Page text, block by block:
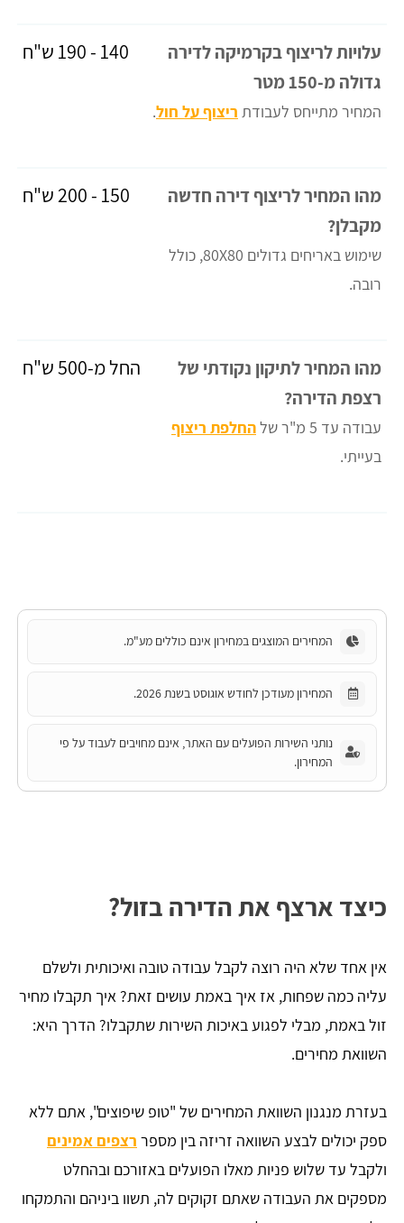
עלויות לריצוף בקרמיקה לדירה
גדולה מ-150 מטר
המחיר מתייחס לעבודת ריצוף על חול.
140 - 190 ש"ח
מהו המחיר לריצוף דירה חדשה
מקבלן?
שימוש באריחים גדולים 80X80, כולל
רובה.
150 - 200 ש"ח
מהו המחיר לתיקון נקודתי של
רצפת הדירה?
עבודה עד 5 מ"ר של
החלפת ריצוף
בעייתי.
החל מ-500 ש"ח
המחירים המוצגים במחירון אינם כוללים מע"מ.
המחירון מעודכן לחודש אוגוסט בשנת 2026.
נותני השירות הפועלים עם האתר, אינם מחויבים לעבוד על פי
המחירון.
כיצד ארצף את הדירה בזול?
אין אחד שלא היה רוצה לקבל עבודה טובה ואיכותית ולשלם
עליה כמה שפחות, אז איך באמת עושים זאת? איך תקבלו מחיר
זול באמת, מבלי לפגוע באיכות השירות שתקבלו? הדרך היא:
השוואת מחירים.
בעזרת מנגנון השוואת המחירים של "טופ שיפוצים", אתם ללא
ספק יכולים לבצע השוואה זריזה בין מספר רצפים אמינים
ולקבל עד שלוש פניות מאלו הפועלים באזורכם ובהחלט
מספקים את העבודה שאתם זקוקים לה, תשוו ביניהם והתמקחו